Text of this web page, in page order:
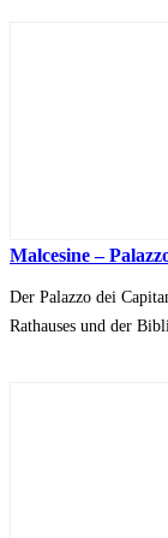
Malcesine –
Der Palazzo dei
Rathauses und der